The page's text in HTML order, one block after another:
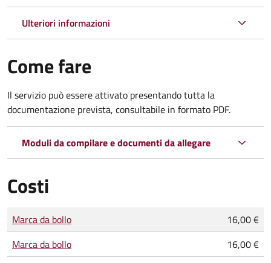
Ulteriori informazioni
Come fare
Il servizio può essere attivato presentando tutta la
documentazione prevista, consultabile in formato PDF.
Moduli da compilare e documenti da allegare
Costi
Tipo di pagamento
Importo
Marca da bollo
16,00 €
Marca da bollo
16,00 €